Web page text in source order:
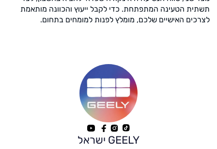
תשתית הטעינה המתפתחת. כדי לקבל ייעוץ והכוונה מותאמת
לצרכים האישיים שלכם, מומלץ לפנות למומחים בתחום.
GEELY ישראל